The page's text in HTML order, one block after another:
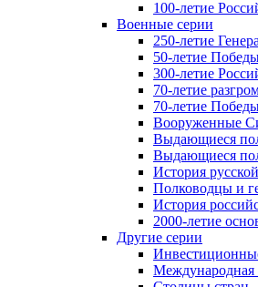
100-летие
Военные серии
250-летие
50-летие
300-летие
70-летие
70-летие
Вооруженные
Выдающиеся
Выдающиеся
История
Полководцы и
История
2000-летие
Другие серии
Международная